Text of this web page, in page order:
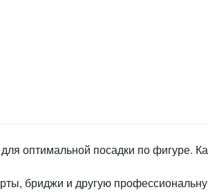
оптимальной посадки по фигуре.
бриджи и другую